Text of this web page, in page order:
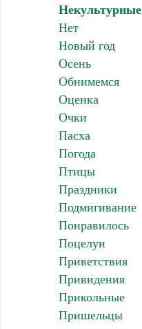
Некультурные
Нет
Новый год
Осень
Обнимемся
Оценка
Очки
Пасха
Погода
Птицы
Праздники
Подмигивание
Понравилось
Поцелуи
Приветствия
Привидения
Прикольные
Пришельцы